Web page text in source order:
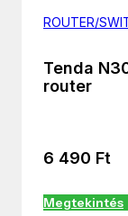
ROUTER/
Tenda
router
6 490 Ft
Megtekintés